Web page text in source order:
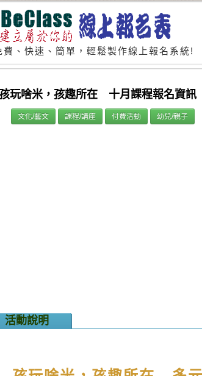
費、快速、簡單，輕鬆製作線上報名系統!
玩啥米，孩趣所在 十月課程報名資訊
文化/藝文 課程/講座 付費活動 幼兒/親子
活動說明